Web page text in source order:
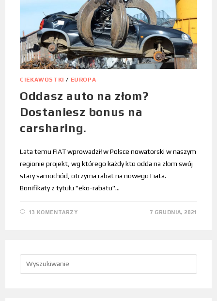
CIEKAWOSTKI / EUROPA
Oddasz auto na złom?
Dostaniesz bonus na
carsharing.
Lata temu FIAT wprowadził w Polsce nowatorski w naszym
regionie projekt, wg którego każdy kto odda na złom swój
stary samochód, otrzyma rabat na nowego Fiata.
Bonifikaty z tytułu "eko-rabatu"…
13 KOMENTARZY 7 GRUDNIA, 2021